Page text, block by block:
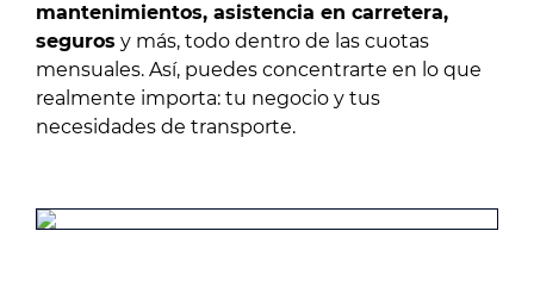
mantenimientos, asistencia en carretera,
seguros y más, todo dentro de las cuotas
mensuales. Así, puedes concentrarte en lo que
realmente importa: tu negocio y tus
necesidades de transporte.